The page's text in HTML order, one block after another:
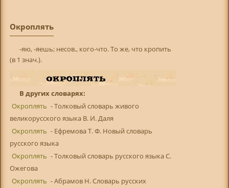
Окроплять
-яю, -яешь; несов., кого-что. То же, что кропить
(в 1 знач.).
В других словарях:
Окроплять - Толковый словарь живого
великорусского языка В. И. Даля
Окроплять - Ефремова Т. Ф. Новый словарь
русского языка
Окроплять - Толковый словарь русского языка С.
Ожегова
Окроплять - Абрамов Н. Словарь русских